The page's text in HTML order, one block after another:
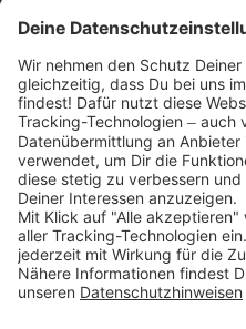
Partnerprogramm
Folge uns auf
* Versandkostenfrei ab
Deutschlands
** Lieferzeit 1-3